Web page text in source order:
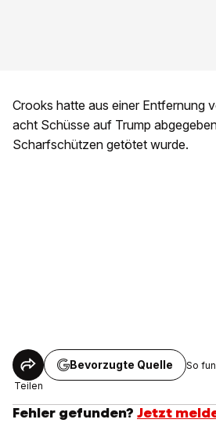
Crooks hatte aus einer Entfernung
acht Schüsse auf Trump
Scharfschützen getötet wurde.
Teilen
Bevorzugte Quelle So
Fehler gefunden? Jetzt